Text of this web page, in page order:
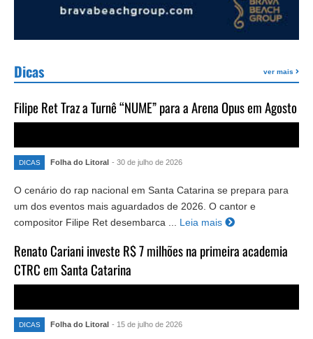
Dicas ver mais
Filipe Ret Traz a Turnê “NUME” para a Arena Opus em Agosto
DICAS Folha do Litoral - 30 de julho de 2026
O cenário do rap nacional em Santa Catarina se prepara para
um dos eventos mais aguardados de 2026. O cantor e
compositor Filipe Ret desembarca ...
Leia mais
Renato Cariani investe R$ 7 milhões na primeira academia
CTRC em Santa Catarina
DICAS Folha do Litoral - 15 de julho de 2026